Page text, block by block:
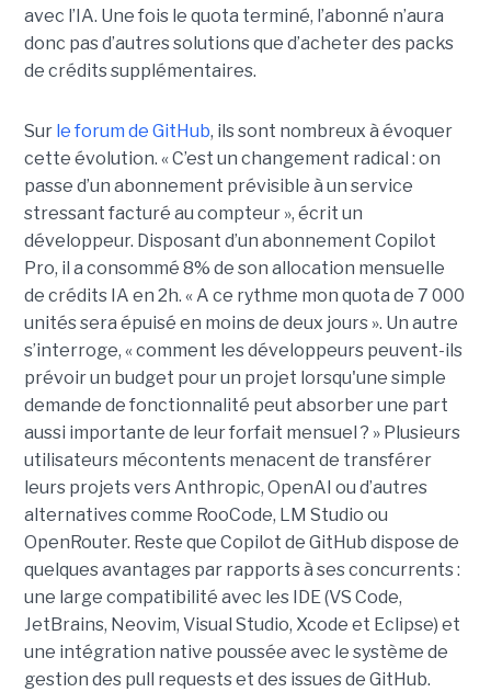
avec l’IA. Une fois le quota terminé, l’abonné n’aura
donc pas d’autres solutions que d’acheter des packs
de crédits supplémentaires.
Sur le forum de GitHub, ils sont nombreux à évoquer
cette évolution. « C’est un changement radical : on
passe d’un abonnement prévisible à un service
stressant facturé au compteur », écrit un
développeur. Disposant d’un abonnement Copilot
Pro, il a consommé 8% de son allocation mensuelle
de crédits IA en 2h. « A ce rythme mon quota de 7 000
unités sera épuisé en moins de deux jours ». Un autre
s’interroge, « comment les développeurs peuvent-ils
prévoir un budget pour un projet lorsqu'une simple
demande de fonctionnalité peut absorber une part
aussi importante de leur forfait mensuel ? » Plusieurs
utilisateurs mécontents menacent de transférer
leurs projets vers Anthropic, OpenAI ou d’autres
alternatives comme RooCode, LM Studio ou
OpenRouter. Reste que Copilot de GitHub dispose de
quelques avantages par rapports à ses concurrents :
une large compatibilité avec les IDE (VS Code,
JetBrains, Neovim, Visual Studio, Xcode et Eclipse) et
une intégration native poussée avec le système de
gestion des pull requests et des issues de GitHub.